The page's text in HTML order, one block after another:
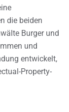
die beiden
Burger und
und
entwickelt,
Property-